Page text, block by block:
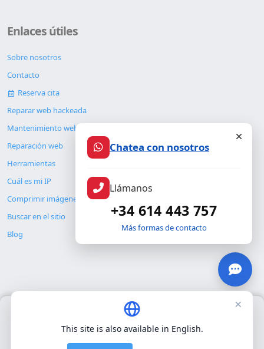
Enlaces útiles
Sobre nosotros
Contacto
Reserva cita
Reparar web hackeada
Mantenimiento web
Reparación web
Herramientas
Cuál es mi IP
Comprimir imágenes
Buscar en el sitio
Blog
© Copyright 2026. ALMC SECURITY S.L.U.
Legal
Usamos únicamente cookies propias para el funcionamiento
Chatea con nosotros
Llámanos
+34 614 443 757
Más formas de contacto
×
This site is also available in English.